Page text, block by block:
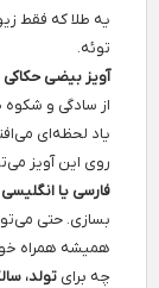
یه طلا که فقط
توئه.
آویز بیضی حکاکی
از سادگی و شکوه
یاد لحظه‌ای
روی این آویز
فارسی یا انگلیسی
بسازی. حتی
همیشه همراه
چه برای تولد،